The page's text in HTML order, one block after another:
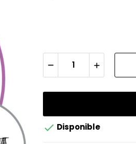
 Disponible